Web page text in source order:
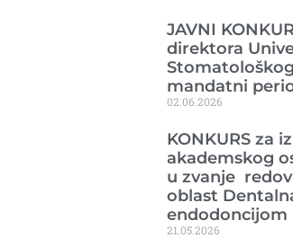
JAVNI
direktora
mandatni
02.06.2026
KONKURS za
akademskog
u zvanje
oblast
endodoncijom
21.05.2026